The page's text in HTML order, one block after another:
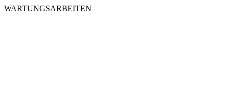
WARTUNGSARBEITEN